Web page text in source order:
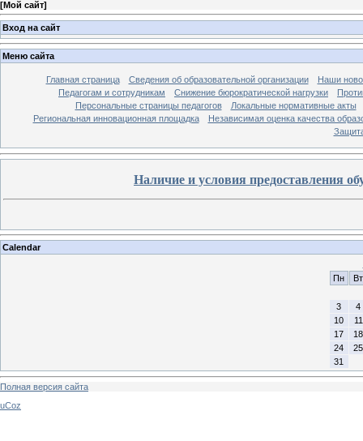
[Мой сайт]
Вход на сайт
Меню сайта
Главная страница Сведения об образовательной организации
Наши
Педагогам и сотрудникам
Снижение бюрократической нагрузки
Персональные страницы педагогов
Локальные нормативные акты
Региональная инновационная площадка
Независимая оценка качества
Наличие и условия предоставления
Calendar
Пн
Вт
3
4
10
11
17
18
24
25
31
Полная версия сайта
uCoz